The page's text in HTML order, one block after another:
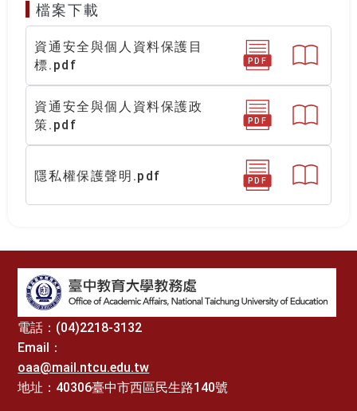
檔案下載
資通安全與個人資料保護目
標.pdf
PDF
資通安全與個人資料保護政
策.pdf
PDF
隱私權保護聲明.pdf PDF
電話：(04)2218-3132
Email：
oaa@mail.ntcu.edu.tw
地址：40306臺中市西區民生路140號